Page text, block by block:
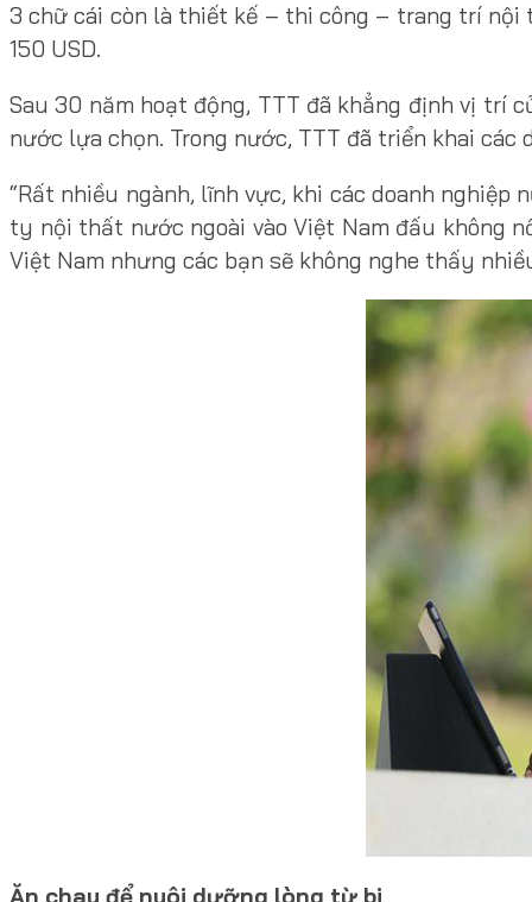
3 chữ cái còn là thiết kế – thi công – trang trí nội
150 USD.
Sau 30 năm hoạt động, TTT đã khẳng định vị trí
nước lựa chọn. Trong nước, TTT đã triển khai
“Rất nhiều ngành, lĩnh vực, khi các doanh nghiệp
ty nội thất nước ngoài vào Việt Nam đấu không
Việt Nam nhưng các bạn sẽ không nghe thấy
Ăn chay để nuôi dưỡng lòng từ bi